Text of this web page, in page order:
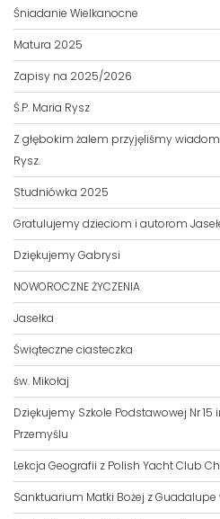
Śniadanie Wielkanocne
Matura 2025
Zapisy na 2025/2026
Ś.P. Maria Rysz
Z głębokim żalem przyjęliśmy
Rysz.
Studniówka 2025
Gratulujemy dzieciom i autorom
Dziękujemy Gabrysi
NOWOROCZNE ŻYCZENIA
Jasełka
Świąteczne ciasteczka
św. Mikołaj
Dziękujemy Szkole Podstawowej Nr
Przemyślu
Lekcja Geografii z Polish Yacht Club
Sanktuarium Matki Bożej z Guadalupe